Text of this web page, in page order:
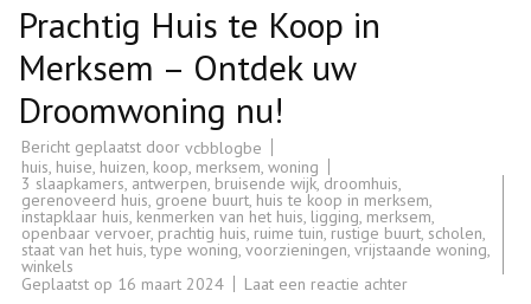
Prachtig Huis te Koop in
Merksem – Ontdek uw
Droomwoning nu!
Bericht geplaatst door vcbblogbe
huis, huise, huizen, koop, merksem, woning
3 slaapkamers, antwerpen, bruisende wijk, droomhuis,
gerenoveerd huis, groene buurt, huis te koop in merksem,
instapklaar huis, kenmerken van het huis, ligging, merksem,
openbaar vervoer, prachtig huis, ruime tuin,rustige buurt, scholen,
staat van het huis,type woning, voorzieningen, vrijstaande woning,
winkels
Geplaatst op 16 maart 2024 Laat een reactie achterop